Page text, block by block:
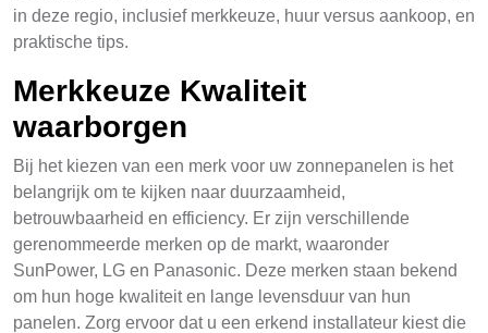
in deze regio, inclusief merkkeuze, huur versus aankoop, en
praktische tips.
Merkkeuze Kwaliteit
waarborgen
Bij het kiezen van een merk voor uw zonnepanelen is het
belangrijk om te kijken naar duurzaamheid,
betrouwbaarheid en efficiency. Er zijn verschillende
gerenommeerde merken op de markt, waaronder
SunPower, LG en Panasonic. Deze merken staan bekend
om hun hoge kwaliteit en lange levensduur van hun
panelen. Zorg ervoor dat u een erkend installateur kiest die